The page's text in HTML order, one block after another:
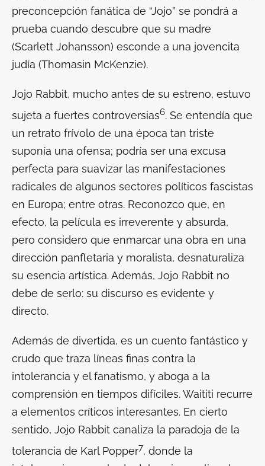
preconcepción fanática de “Jojo” se pondrá a
prueba cuando descubre que su madre
(Scarlett Johansson) esconde a una jovencita
judía (Thomasin McKenzie).
Jojo Rabbit, mucho antes de su estreno, estuvo
sujeta a fuertes controversias6. Se entendía que
un retrato frívolo de una época tan triste
suponía una ofensa; podría ser una excusa
perfecta para suavizar las manifestaciones
radicales de algunos sectores políticos fascistas
en Europa; entre otras. Reconozco que, en
efecto, la película es irreverente y absurda,
pero considero que enmarcar una obra en una
dirección panfletaria y moralista, desnaturaliza
su esencia artística. Además, Jojo Rabbit no
debe de serlo: su discurso es evidente y
directo.
Además de divertida, es un cuento fantástico y
crudo que traza líneas finas contra la
intolerancia y el fanatismo, y aboga a la
comprensión en tiempos difíciles. Waititi recurre
a elementos críticos interesantes. En cierto
sentido, Jojo Rabbit canaliza la paradoja de la
tolerancia de Karl Popper7, donde la